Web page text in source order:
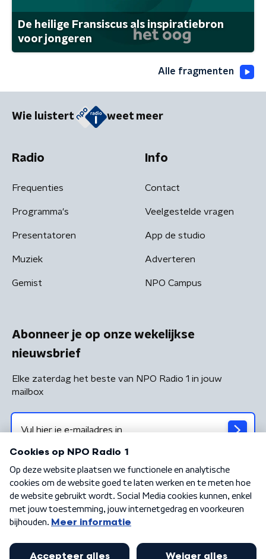
De heilige Fransiscus als inspiratiebron
voor jongeren
Alle fragmenten
Wie luistert weet meer
Radio
Frequenties
Programma's
Presentatoren
Muziek
Gemist
Info
Contact
Veelgestelde vragen
App de studio
Adverteren
NPO Campus
Abonneer je op onze wekelijkse
nieuwsbrief
Elke zaterdag het beste van NPO Radio 1 in jouw
mailbox
Algemene voorwaarden